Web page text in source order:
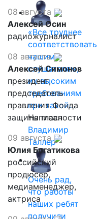
«Все труднее
соответствовать
нашим
слушателям,
их высоким
требованиям
при такой…
Написал
Владимир
Таллер
Очень рад,
что работы
наших ребят
получили
08 августа
Алексей Осин
радиожурналист
08 августа
Алексей Симонов
президент,
председатель
правления Фонда
защиты гласности
09 августа
Юлия Богатикова
российский
продюсер,
медиаменеджер,
актриса